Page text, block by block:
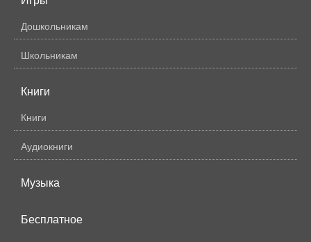
Дошкольникам
Школьникам
Книги
Книги
Аудиокниги
Музыка
Бесплатное